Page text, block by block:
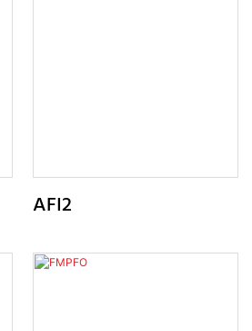
AFI2